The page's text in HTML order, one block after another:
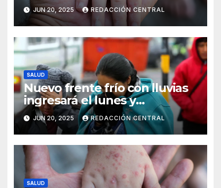
JUN 20, 2025 REDACCIÓN CENTRAL
SALUD
Nuevo frente frío con lluvias
ingresará el lunes y
continuarán los vientos en el
altiplano y valles
JUN 20, 2025 REDACCIÓN CENTRAL
SALUD